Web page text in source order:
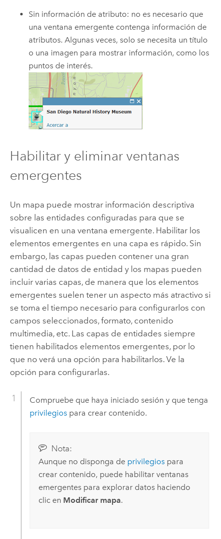
Sin información de atributo: no es necesario que
una ventana emergente contenga información de
atributos. Algunas veces, solo se necesita un título
o una imagen para mostrar información, como los
puntos de interés.
Habilitar y eliminar ventanas
emergentes
Un mapa puede mostrar información descriptiva
sobre las entidades configuradas para que se
visualicen en una ventana emergente. Habilitar los
elementos emergentes en una capa es rápido. Sin
embargo, las capas pueden contener una gran
cantidad de datos de entidad y los mapas pueden
incluir varias capas, de manera que los elementos
emergentes suelen tener un aspecto más atractivo si
se toma el tiempo necesario para configurarlos con
campos seleccionados, formato, contenido
multimedia, etc. Las capas de entidades siempre
tienen habilitados elementos emergentes, por lo
que no verá una opción para habilitarlos. Ve la
opción para configurarlas.
Compruebe que haya iniciado sesión y que tenga
privilegiospara crear contenido.
Nota:
Aunque no disponga de privilegiospara
crear contenido, puede habilitar ventanas
emergentes para explorar datos haciendo
clic en Modificar mapa.